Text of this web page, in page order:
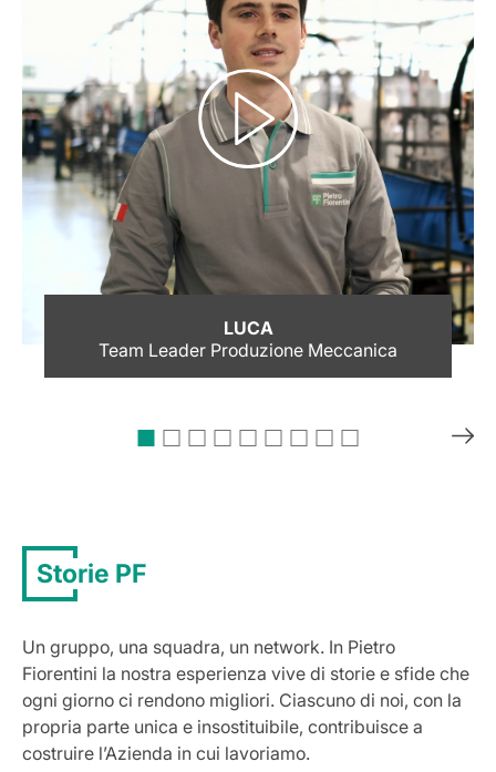
LUCA
Team Leader Produzione Meccanica
Storie PF
Un gruppo, una squadra, un network. In Pietro
Fiorentini la nostra esperienza vive di storie e sfide che
ogni giorno ci rendono migliori. Ciascuno di noi, con la
propria parte unica e insostituibile, contribuisce a
costruire l’Azienda in cui lavoriamo.